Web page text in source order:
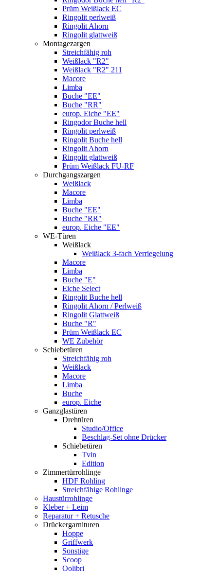
Prüm Weißlack EC
Ringolit perlweiß
Ringolit Ahorn
Ringolit glattweiß
Montagezargen
Streichfähig roh
Weißlack "R2"
Weißlack "R2" 211
Macore
Limba
Buche "EE"
Buche "RR"
europ. Eiche "EE"
Ringodor Buche hell
Ringolit perlweiß
Ringolit Buche hell
Ringolit Ahorn
Ringolit glattweiß
Prüm Weißlack FU-RF
Durchgangszargen
Weißlack
Macore
Limba
Buche "EE"
Buche "RR"
europ. Eiche "EE"
WE-Türen
Weißlack
Weißlack 3-fach Verriegelung
Macore
Limba
Buche "E"
Eiche Select
Ringolit Buche hell
Ringolit Ahorn / Perlweiß
Ringolit Glattweiß
Buche "R"
Prüm Weißlack EC
WE Zubehör
Schiebetüren
Streichfähig roh
Weißlack
Macore
Limba
Buche
europ. Eiche
Ganzglastüren
Drehtüren
Studio/Office
Beschlag-Set ohne Drücker
Schiebetüren
Tvin
Edition
Zimmertürrohlinge
HDF Rohling
Streichfähige Rohlinge
Haustürrohlinge
Kleber + Leim
Reparatur + Retusche
Drückergarnituren
Hoppe
Griffwerk
Sonstige
Scoop
Qolibri